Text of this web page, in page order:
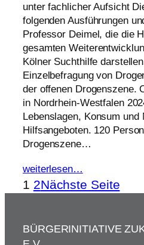
unter fachlicher Aufsicht
folgenden Ausführungen
Professor Deimel, die die
gesamten
Kölner Suchthilfe
Einzelbefragung von
der offenen Drogenszene.
in Nordrhein-Westfalen
Lebenslagen, Konsum und
Hilfsangeboten. 120
Drogenszene…
weiterlesen…
1 2Nächste Seite
BÜRGERINITIATIVE